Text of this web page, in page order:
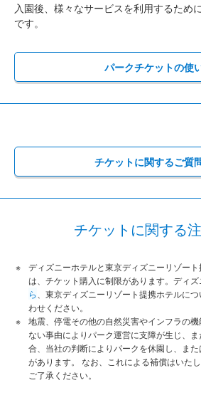
入園後、様々なサービスを利用するため
です。
パークチケットの使
チケットに関するご質
チケットに関する
ディズニーホテルと東京ディズニーリゾー
は、チケット購入に制限があります。ディ
ら
、東京ディズニーリゾート提携ホテルに
わせください。
地震、停電その他の自然災害やインフラの
ない事由によりパーク運営に支障が生じ、
合、当社の判断によりパークを休園し、ま
があります。 なお、これによる補償はいた
ご了承ください。